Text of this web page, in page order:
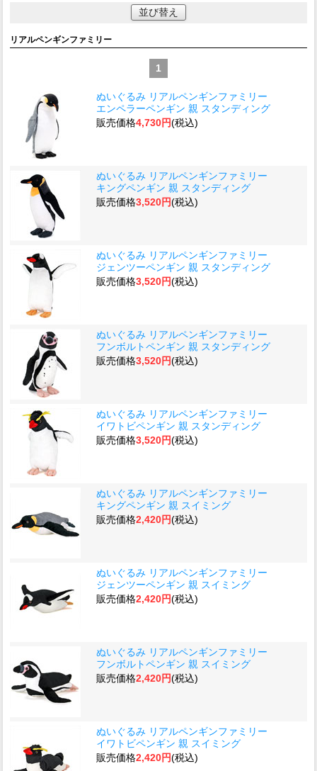
並び替え
リアルペンギンファミリー
1
ぬいぐるみ リアルペンギンファミリー
エンペラーペンギン 親 スタンディング
販売価格4,730円(税込)
ぬいぐるみ リアルペンギンファミリー
キングペンギン 親 スタンディング
販売価格3,520円(税込)
ぬいぐるみ リアルペンギンファミリー
ジェンツーペンギン 親 スタンディング
販売価格3,520円(税込)
ぬいぐるみ リアルペンギンファミリー
フンボルトペンギン 親 スタンディング
販売価格3,520円(税込)
ぬいぐるみ リアルペンギンファミリー
イワトビペンギン 親 スタンディング
販売価格3,520円(税込)
ぬいぐるみ リアルペンギンファミリー
キングペンギン 親 スイミング
販売価格2,420円(税込)
ぬいぐるみ リアルペンギンファミリー
ジェンツーペンギン 親 スイミング
販売価格2,420円(税込)
ぬいぐるみ リアルペンギンファミリー
フンボルトペンギン 親 スイミング
販売価格2,420円(税込)
ぬいぐるみ リアルペンギンファミリー
イワトビペンギン 親 スイミング
販売価格2,420円(税込)